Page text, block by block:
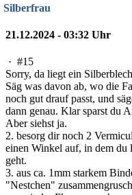
Silberfrau
21.12.2024 - 03:32 Uhr
· #15
Sorry, da liegt ein
Säg was davon ab, wo die
noch gut drauf passt, und
dann genau. Klar sparst du
Aber siehst ja.
2. besorg dir noch 2
einen Winkel auf, in dem du
geht.
3. aus ca. 1mm starkem
"Nestchen"